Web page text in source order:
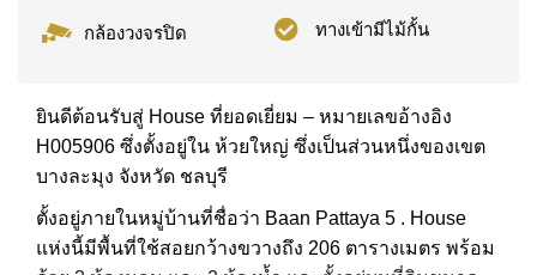
กล้องวงจรปิด ทางเข้ามีไม้กั้น
ยินดีต้อนรับสู่ House ที่ยอดเยี่ยม – หมายเลขอ้างอิง
H005906 ซึ่งตั้งอยู่ใน ห้วยใหญ่ ซึ่งเป็นส่วนหนึ่งของเขต
บางละมุง จังหวัด ชลบุรี
ตั้งอยู่ภายในหมู่บ้านที่ชื่อว่า Baan Pattaya 5 . House
แห่งนี้มีพื้นที่ใช้สอยกว้างขวางถึง 206 ตารางเมตร พร้อม